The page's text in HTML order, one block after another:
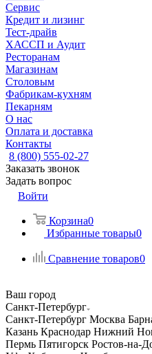
Сервис
Кредит и лизинг
Тест-драйв
ХАССП и Аудит
Ресторанам
Магазинам
Столовым
Фабрикам-кухням
Пекарням
О нас
Оплата и доставка
Контакты
8 (800) 555-02-27
Заказать звонок
Задать вопрос
Войти
Корзина0
Избранные товары0
Сравнение товаров0
Ваш город
Санкт-Петербург
Санкт-Петербург Москва
Казань Краснодар Нижний
Пермь Пятигорск Ростов-на-